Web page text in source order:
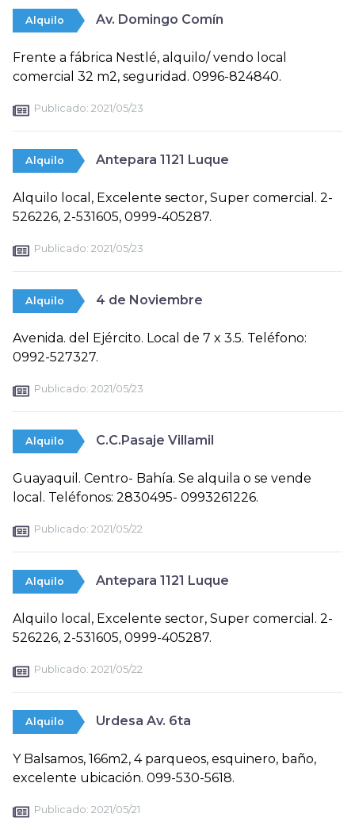
Alquilo Av. Domingo Comín
Frente a fábrica Nestlé, alquilo/ vendo local
comercial 32 m2, seguridad. 0996-824840.
Publicado: 2021/05/23
Alquilo Antepara 1121 Luque
Alquilo local, Excelente sector, Super comercial. 2-
526226, 2-531605, 0999-405287.
Publicado: 2021/05/23
Alquilo 4 de Noviembre
Avenida. del Ejército. Local de 7 x 3.5. Teléfono:
0992-527327.
Publicado: 2021/05/23
Alquilo C.C.Pasaje Villamil
Guayaquil. Centro- Bahía. Se alquila o se vende
local. Teléfonos: 2830495- 0993261226.
Publicado: 2021/05/22
Alquilo Antepara 1121 Luque
Alquilo local, Excelente sector, Super comercial. 2-
526226, 2-531605, 0999-405287.
Publicado: 2021/05/22
Alquilo Urdesa Av. 6ta
Y Balsamos, 166m2, 4 parqueos, esquinero, baño,
excelente ubicación. 099-530-5618.
Publicado: 2021/05/21